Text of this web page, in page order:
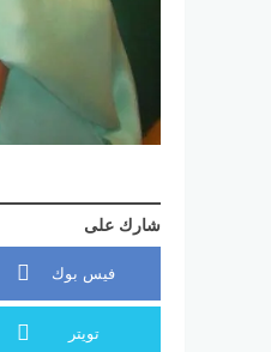
شارك على
فيس بوك
تويتر